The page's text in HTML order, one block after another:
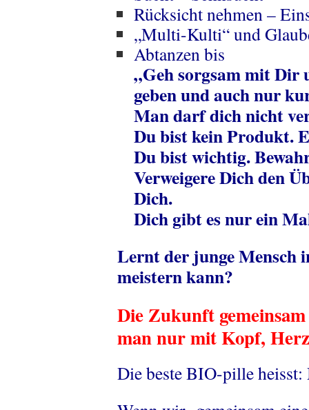
Rücksicht nehmen –
„Multi-Kulti“ und
Abtanzen bis
„Geh sorgsam mit Dir
geben und auch nur
Man darf dich nicht
Du bist kein Produkt.
Du bist wichtig.
Verweigere Dich den
Dich.
Dich gibt es nur ein
Lernt der junge Mensch
meistern kann?
Die Zukunft
man nur mit Kopf,
Die beste BIO-pille